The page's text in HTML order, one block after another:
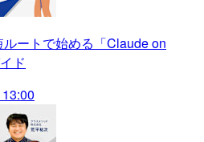
ルートで始める「Claude on
ド